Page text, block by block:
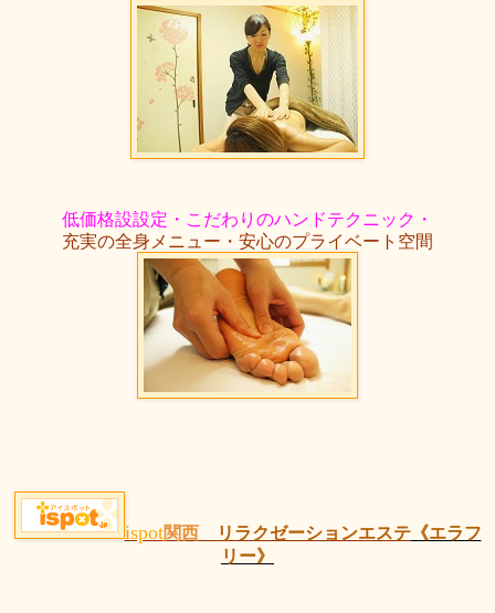
低価格設設定・こだわりのハンドテクニック・
充実の全身メニュー・安心のプライベート空間
ispot関西 リラクゼーションエステ《エラフ
リー》